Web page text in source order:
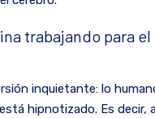
trabajando para el
inquietante: lo
hipnotizado. Es decir,